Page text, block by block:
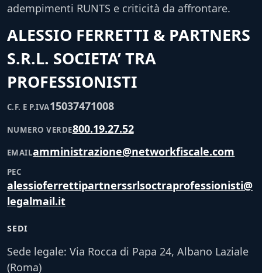
adempimenti RUNTS e criticità da affrontare.
ALESSIO FERRETTI & PARTNERS
S.R.L. SOCIETA’ TRA
PROFESSIONISTI
C.F. E P.IVA15037471008
NUMERO VERDE800.19.27.52
EMAILamministrazione@networkfiscale.com
PEC
alessioferrettipartnerssrlsoctraprofessionisti@
legalmail.it
SEDI
Sede legale: Via Rocca di Papa 24, Albano Laziale
(Roma)